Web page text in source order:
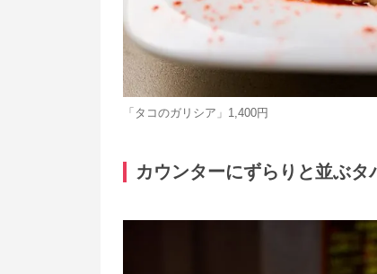
「タコのガリシア」1,400円
カウンターにずらりと並ぶタ